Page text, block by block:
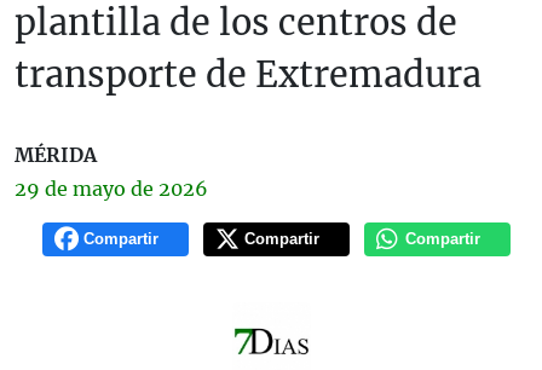
plantilla de los centros de
transporte de Extremadura
MÉRIDA
29 de mayo de 2026
Compartir Compartir Compartir